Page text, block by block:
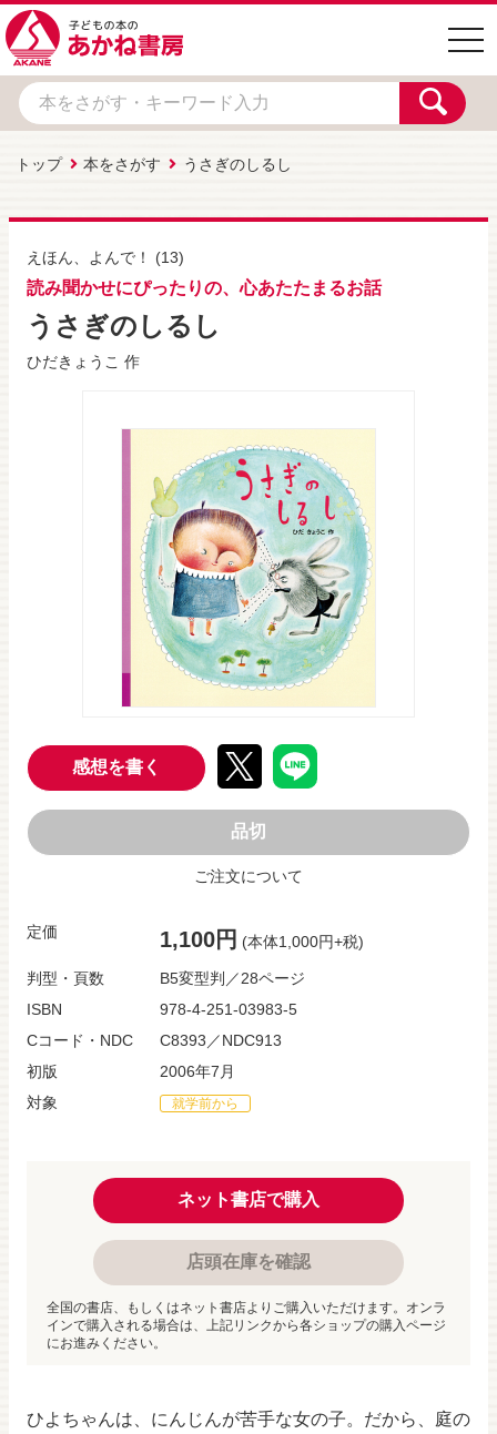
トップ 本をさがす うさぎのしるし
えほん、よんで！ (13)
読み聞かせにぴったりの、心あたたまるお話
うさぎのしるし
ひだきょうこ 作
ひよちゃんは、にんじんが苦手な女の子。だから、庭の
感想を書く
品切
ご注文について
定価 1,100円 (本体1,000円+税)
判型・頁数
B5変型判／28ページ
ISBN
978-4-251-03983-5
Cコード・NDC
C8393／NDC913
初版
2006年7月
対象
就学前から
ネット書店で購入
店頭在庫を確認
全国の書店、もしくはネット書店よりご購入いただけます。オンラ
インで購入される場合は、上記リンクから各ショップの購入ページ
にお進みください。